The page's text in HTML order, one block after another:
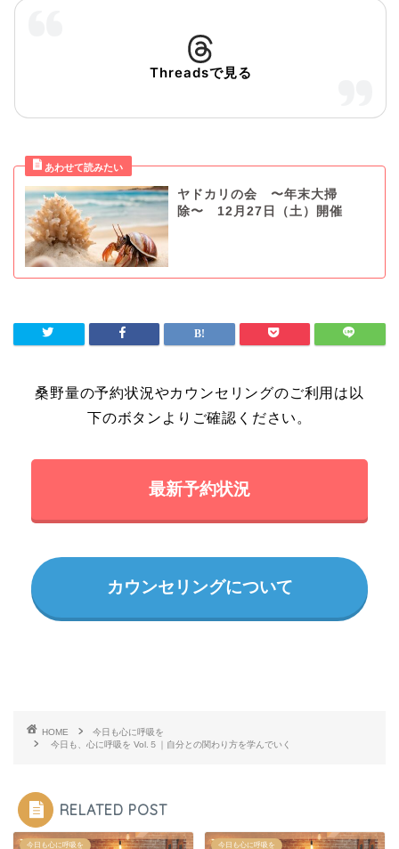
Threadsで見る
ヤドカリの会 〜年末大掃
除〜 12月27日（土）開催
桑野量の予約状況やカウンセリングのご利用は以
下のボタンよりご確認ください。
最新予約状況
カウンセリングについて
HOME
今日も心に呼吸を
今日も、心に呼吸を Vol.５｜自分との関わり方を学んでいく
RELATED POST
今日も心に呼吸を 今日も心に呼吸を